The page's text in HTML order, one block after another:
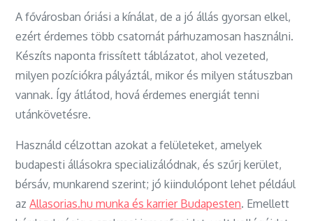
A fővárosban óriási a kínálat, de a jó állás gyorsan elkel,
ezért érdemes több csatornát párhuzamosan használni.
Készíts naponta frissített táblázatot, ahol vezeted,
milyen pozíciókra pályáztál, mikor és milyen státuszban
vannak. Így átlátod, hová érdemes energiát tenni
utánkövetésre.
Használd célzottan azokat a felületeket, amelyek
budapesti állásokra specializálódnak, és szűrj kerület,
bérsáv, munkarend szerint; jó kiindulópont lehet például
azAllasorias.hu munka és karrier Budapesten. Emellett